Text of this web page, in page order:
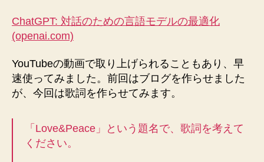
ChatGPT: 対話のための言語モデルの最適化
(openai.com)
YouTubeの動画で取り上げられることもあり、早
速使ってみました。前回はブログを作らせました
が、今回は歌詞を作らせてみます。
「Love&Peace」という題名で、歌詞を考えて
ください。